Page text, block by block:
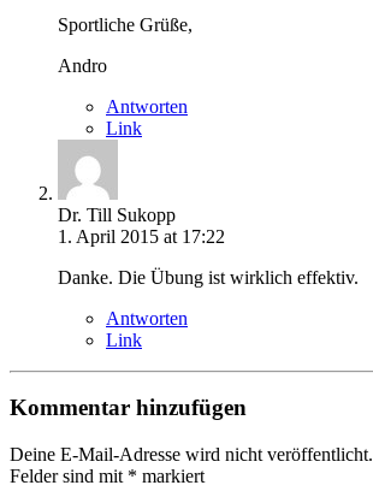
Sportliche Grüße,
Andro
Antworten
Link
Dr. Till Sukopp
1. April 2015 at 17:22
Danke. Die Übung ist wirklich effektiv.
Antworten
Link
Kommentar hinzufügen
Deine E-Mail-Adresse wird nicht veröffentlicht.
Felder sind mit * markiert